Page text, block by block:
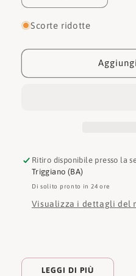
quantità
per
Dude
Wally
quantità
Dude
Wally
Scorte ridotte
Ritiro disponibile presso la
Triggiano (BA)
Di solito pronto in 24 ore
Visualizza i dettagli del
LEGGI DI PIÙ